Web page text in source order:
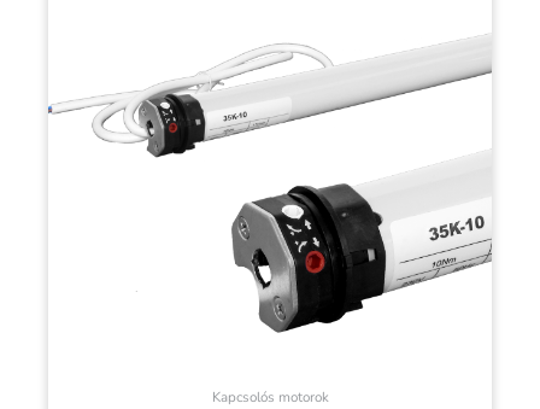
Kapcsolós motorok